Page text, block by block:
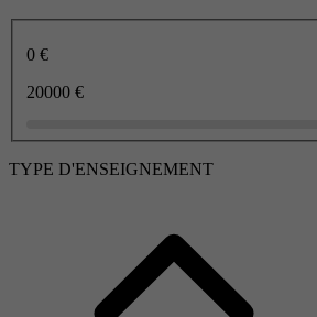
0 €
20000 €
TYPE D'ENSEIGNEMENT